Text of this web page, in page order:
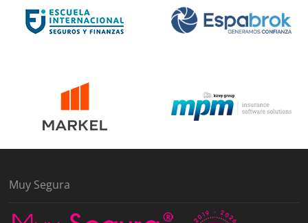
Muy Segura